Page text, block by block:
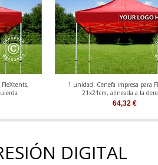
1 unidad. Cenefa impresa para
21x21cm, alineada a la
64,32 €
DIGITAL